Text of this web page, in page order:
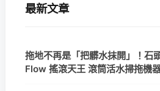
最新文章
拖地不再是「把髒水抹開」！石
Flow 搖滾天王 滾筒活水掃拖機